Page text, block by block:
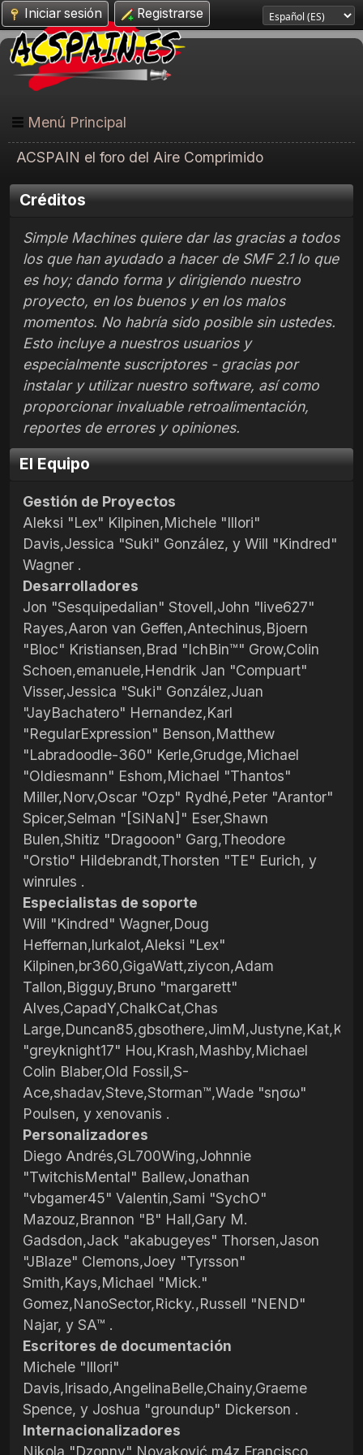
Iniciar sesión Registrarse
Menú Principal
ACSPAIN el foro del Aire Comprimido
Créditos
Simple Machines quiere dar las gracias a todos
los que han ayudado a hacer de SMF 2.1 lo que
es hoy; dando forma y dirigiendo nuestro
proyecto, en los buenos y en los malos
momentos. No habría sido posible sin ustedes.
Esto incluye a nuestros usuarios y
especialmente suscriptores - gracias por
instalar y utilizar nuestro software, así como
proporcionar invaluable retroalimentación,
reportes de errores y opiniones.
El Equipo
Gestión de Proyectos
Aleksi "Lex" Kilpinen,Michele "Illori"
Davis,Jessica "Suki" González, y Will "Kindred"
Wagner .
Desarrolladores
Jon "Sesquipedalian" Stovell,John "live627"
Rayes,Aaron van Geffen,Antechinus,Bjoern
"Bloc" Kristiansen,Brad "IchBin™" Grow,Colin
Schoen,emanuele,Hendrik Jan "Compuart"
Visser,Jessica "Suki" González,Juan
"JayBachatero" Hernandez,Karl
"RegularExpression" Benson,Matthew
"Labradoodle-360" Kerle,Grudge,Michael
"Oldiesmann" Eshom,Michael "Thantos"
Miller,Norv,Oscar "Ozp" Rydhé,Peter "Arantor"
Spicer,Selman "[SiNaN]" Eser,Shawn
Bulen,Shitiz "Dragooon" Garg,Theodore
"Orstio" Hildebrandt,Thorsten "TE" Eurich, y
winrules .
Especialistas de soporte
Will "Kindred" Wagner,Doug
Heffernan,lurkalot,Aleksi "Lex"
Kilpinen,br360,GigaWatt,ziycon,Adam
Tallon,Bigguy,Bruno "margarett"
Alves,CapadY,ChalkCat,Chas
"greyknight17" Hou,Krash,Mashby,Michael
Colin Blaber,Old Fossil,S-
Ace,shadav,Steve,Storman™,Wade "sησω"
Poulsen, y xenovanis .
Personalizadores
Diego Andrés,GL700Wing,Johnnie
"TwitchisMental" Ballew,Jonathan
"vbgamer45" Valentin,Sami "SychO"
Mazouz,Brannon "B" Hall,Gary M.
Gadsdon,Jack "akabugeyes" Thorsen,Jason
"JBlaze" Clemons,Joey "Tyrsson"
Smith,Kays,Michael "Mick."
Gomez,NanoSector,Ricky.,Russell "NEND"
Najar, y SA™ .
Escritores de documentación
Michele "Illori"
Davis,Irisado,AngelinaBelle,Chainy,Graeme
Spence, y Joshua "groundup" Dickerson .
Internacionalizadores
Nikola "Dzonny" Novaković,m4z,Francisco